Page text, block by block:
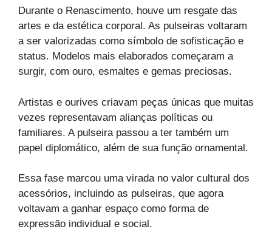
Durante o Renascimento, houve um resgate das
artes e da estética corporal. As pulseiras voltaram
a ser valorizadas como símbolo de sofisticação e
status. Modelos mais elaborados começaram a
surgir, com ouro, esmaltes e gemas preciosas.
Artistas e ourives criavam peças únicas que muitas
vezes representavam alianças políticas ou
familiares. A pulseira passou a ter também um
papel diplomático, além de sua função ornamental.
Essa fase marcou uma virada no valor cultural dos
acessórios, incluindo as pulseiras, que agora
voltavam a ganhar espaço como forma de
expressão individual e social.